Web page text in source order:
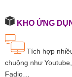
KHO ỨNG
Tích hợp
chuộng như
Fadio…